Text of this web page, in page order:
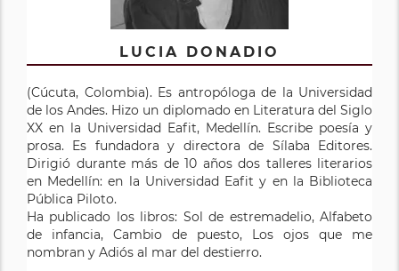
LUCIA DONADIO
(Cúcuta, Colombia). Es antropóloga de la Universidad
de los Andes. Hizo un diplomado en Literatura del Siglo
XX en la Universidad Eafit, Medellín. Escribe poesía y
prosa. Es fundadora y directora de Sílaba Editores.
Dirigió durante más de 10 años dos talleres literarios
en Medellín: en la Universidad Eafit y en la Biblioteca
Pública Piloto.
Ha publicado los libros: Sol de estremadelio, Alfabeto
de infancia, Cambio de puesto, Los ojos que me
nombran y Adiós al mar del destierro.